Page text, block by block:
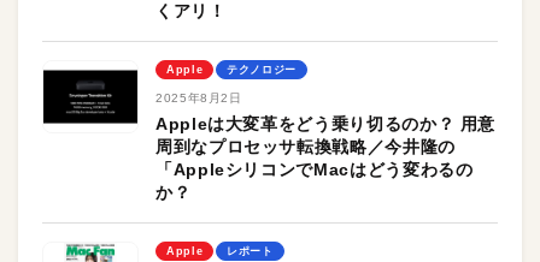
くアリ！
Apple テクノロジー
2025年8月2日
Appleは大変革をどう乗り切るのか？ 用意
周到なプロセッサ転換戦略／今井隆の
「AppleシリコンでMacはどう変わるの
か？
Apple レポート